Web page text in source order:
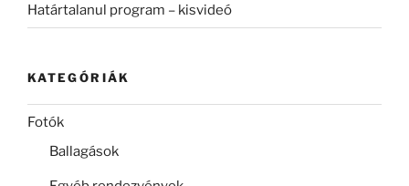
Határtalanul program – kisvideó
KATEGÓRIÁK
Fotók
Ballagások